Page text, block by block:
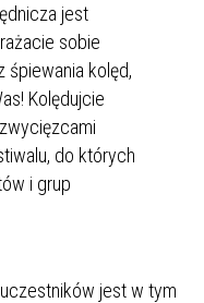
jest
sobie
śpiewania kolęd,
Kolędujcie
do których
i grup
jest w tym